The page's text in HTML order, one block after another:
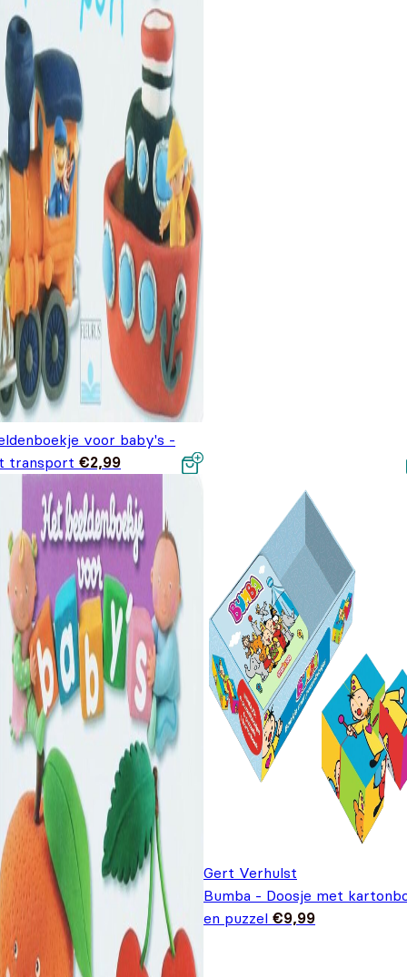
voor baby's -
transport €2,99
Gert Verhulst
Bumba - Doosje met
en puzzel €9,99